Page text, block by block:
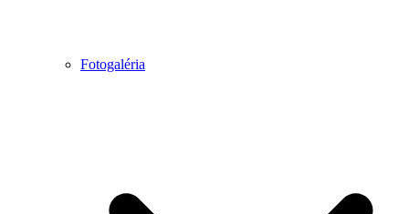
Fotogaléria